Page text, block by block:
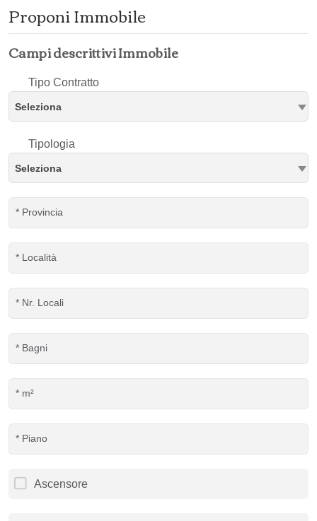
Proponi Immobile
Campi descrittivi Immobile
Tipo Contratto
Seleziona
Tipologia
Seleziona
Ascensore